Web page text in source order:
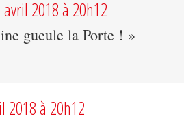
avril 2018 à 20h12
gueule la Porte ! »
2018 à 20h12